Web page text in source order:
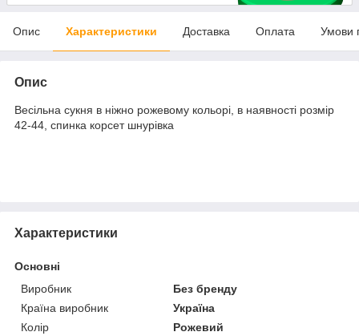
Опис Характеристики Доставка Оплата Умови
Опис
Весільна сукня в ніжно рожевому кольорі, в наявності розмір
42-44, спинка корсет шнурівка
Характеристики
Основні
Виробник
Без бренду
Країна виробник
Україна
Колір
Рожевий